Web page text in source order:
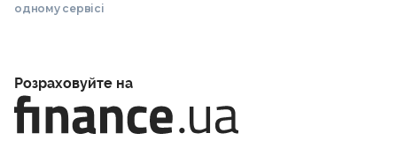
одному сервісі
Розраховуйте на